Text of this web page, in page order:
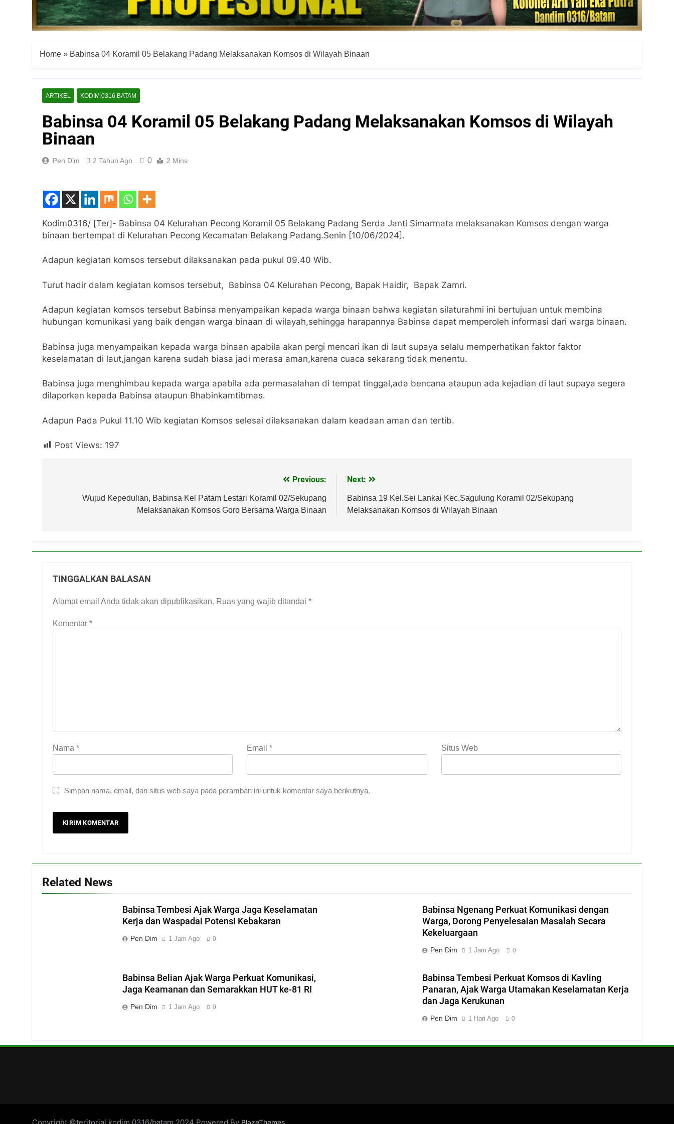
Home » Babinsa 04 Koramil 05 Belakang Padang Melaksanakan Komsos di Wilayah Binaan
ARTIKEL KODIM 0316 BATAM
Babinsa 04 Koramil 05 Belakang Padang Melaksanakan Komsos di Wilayah
Binaan
Pen Dim 2 Tahun Ago 0 2 Mins
Kodim0316/ [Ter]- Babinsa 04 Kelurahan Pecong Koramil 05 Belakang Padang Serda Janti Simarmata melaksanakan Komsos dengan warga
binaan bertempat di Kelurahan Pecong Kecamatan Belakang Padang.Senin [10/06/2024].
Adapun kegiatan komsos tersebut dilaksanakan pada pukul 09.40 Wib.
Turut hadir dalam kegiatan komsos tersebut, Babinsa 04 Kelurahan Pecong, Bapak Haidir, Bapak Zamri.
Adapun kegiatan komsos tersebut Babinsa menyampaikan kepada warga binaan bahwa kegiatan silaturahmi ini bertujuan untuk membina
hubungan komunikasi yang baik dengan warga binaan di wilayah,sehingga harapannya Babinsa dapat memperoleh informasi dari warga binaan.
Babinsa juga menyampaikan kepada warga binaan apabila akan pergi mencari ikan di laut supaya selalu memperhatikan faktor faktor
keselamatan di laut,jangan karena sudah biasa jadi merasa aman,karena cuaca sekarang tidak menentu.
Babinsa juga menghimbau kepada warga apabila ada permasalahan di tempat tinggal,ada bencana ataupun ada kejadian di laut supaya segera
dilaporkan kepada Babinsa ataupun Bhabinkamtibmas.
Adapun Pada Pukul 11.10 Wib kegiatan Komsos selesai dilaksanakan dalam keadaan aman dan tertib.
Post Views: 197
Previous:
Wujud Kepedulian, Babinsa Kel Patam Lestari Koramil 02/Sekupang
Melaksanakan Komsos Goro Bersama Warga Binaan
Next:
Babinsa 19 Kel.Sei Lankai Kec.Sagulung Koramil 02/Sekupang
Melaksanakan Komsos di Wilayah Binaan
TINGGALKAN BALASAN
Alamat email Anda tidak akan dipublikasikan. Ruas yang wajib ditandai *
Komentar *
Nama * Email* Situs Web
Simpan nama, email, dan situs web saya pada peramban ini untuk komentar saya berikutnya.
Related News
Babinsa Tembesi Ajak Warga Jaga Keselamatan
Kerja dan Waspadai Potensi Kebakaran
Pen Dim 1 Jam Ago 0
Babinsa Ngenang Perkuat Komunikasi dengan
Warga, Dorong Penyelesaian Masalah Secara
Kekeluargaan
Pen Dim 1 Jam Ago 0
Babinsa Belian Ajak Warga Perkuat Komunikasi,
Jaga Keamanan dan Semarakkan HUT ke-81 RI
Pen Dim 1 Jam Ago 0
Babinsa Tembesi Perkuat Komsos di Kavling
Panaran, Ajak Warga Utamakan Keselamatan Kerja
dan Jaga Kerukunan
Pen Dim 1 Hari Ago 0